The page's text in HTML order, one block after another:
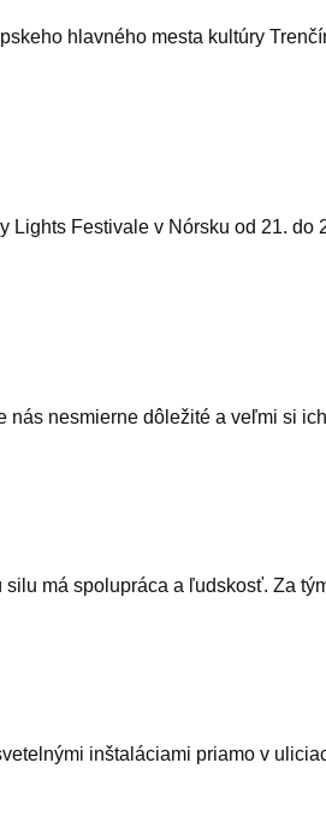
hlavného mesta kultúry
Festivale v Nórsku od 21. do
nás nesmierne dôležité a veľmi si
má spolupráca a ľudskosť. Za
inštaláciami priamo v